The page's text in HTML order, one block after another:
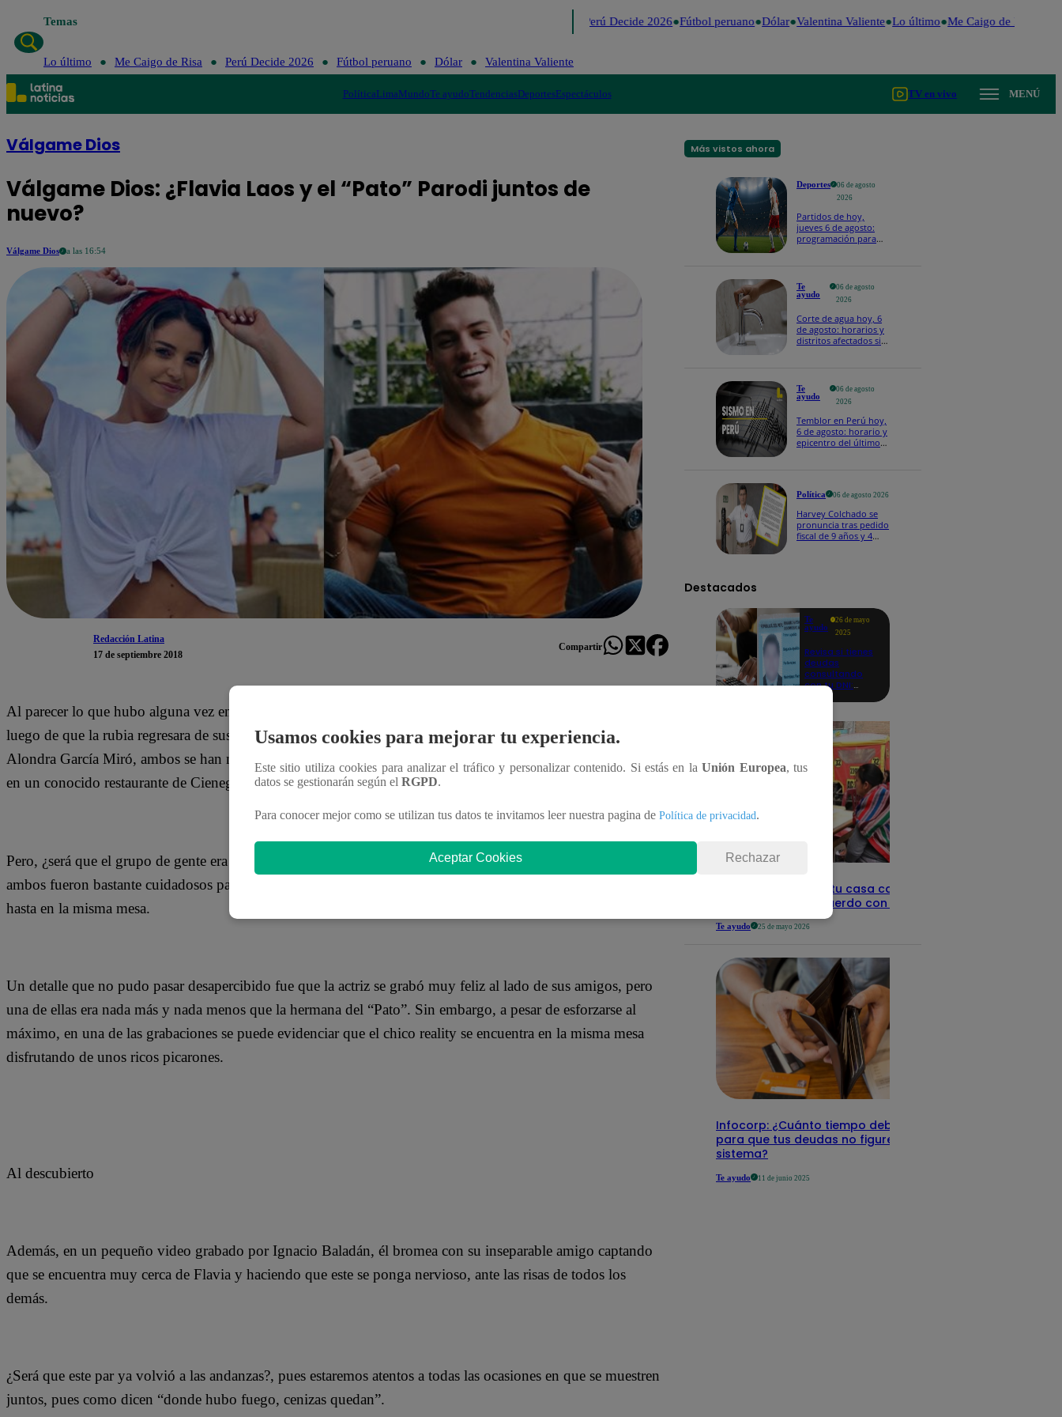
Temas Perú Decide 2026 Fútbol peruano Dólar Valentina Valiente Lo último Me Caigo de Risa
Lo último Me Caigo de Risa Perú Decide 2026 Fútbol peruano Dólar Valentina Valiente
PolíticaLimaMundoTe ayudoTendenciasDeportesEspectáculos TV en vivo MENÚ
Válgame Dios
Válgame Dios: ¿Flavia Laos y el “Pato” Parodi juntos de
nuevo?
Válgame Dios a las 16:54
Redacción Latina
17 de septiembre 2018
Compartir
Al parecer lo que hubo alguna vez entre Flavia Laos y Patricio Parodi no ha quedado aún en el pasado, pues
luego de que la rubia regresara de sus vacaciones en Europa al lado de sus inseparables amigas Mayra Goñi y
Alondra García Miró, ambos se han mostrado nuevamente juntos. Este último fin de semana, ellos estuvieron
en un conocido restaurante de Cieneguilla, acompañados de un grupo de amigos.
Pero, ¿será que el grupo de gente era solo una distracción?, y es que a pesar de estar uno al lado del otro,
ambos fueron bastante cuidadosos para no mostrar en sus videos que se encontraban en el mismo lugar y
hasta en la misma mesa.
Un detalle que no pudo pasar desapercibido fue que la actriz se grabó muy feliz al lado de sus amigos, pero
una de ellas era nada más y nada menos que la hermana del “Pato”. Sin embargo, a pesar de esforzarse al
máximo, en una de las grabaciones se puede evidenciar que el chico reality se encuentra en la misma mesa
disfrutando de unos ricos picarones.
Al descubierto
Además, en un pequeño video grabado por Ignacio Baladán, él bromea con su inseparable amigo captando
que se encuentra muy cerca de Flavia y haciendo que este se ponga nervioso, ante las risas de todos los
demás.
¿Será que este par ya volvió a las andanzas?, pues estaremos atentos a todas las ocasiones en que se muestren
juntos, pues como dicen “donde hubo fuego, cenizas quedan”.
Más vistos ahora
Deportes
06 de agosto
2026
Partidos de hoy,
jueves 6 de agosto:
programación para
Te
ayudo
06 de agosto
2026
Corte de agua hoy, 6
de agosto: horarios y
distritos afectados sin
Te
ayudo
06 de agosto
2026
Temblor en Perú hoy,
6 de agosto: horario y
epicentro del último
Política 06 de agosto 2026
Harvey Colchado se
pronuncia tras pedido
fiscal de 9 años y 4
Destacados
Te
ayudo
26 de mayo
2025
Revisa si tienes
deudas
consultando
con tu DNI:
aquí los
detalles
Revisa con tu DNI si tu casa califica
como pobre, de acuerdo con el Sisfoh
Te ayudo 25 de mayo 2026
Infocorp: ¿Cuánto tiempo debe pasar
para que tus deudas no figuren en su
sistema?
Te ayudo 11 de junio 2025
Usamos cookies para mejorar tu experiencia.
Este sitio utiliza cookies para analizar el tráfico y personalizar contenido. Si estás en laUnión Europea, tus
datos se gestionarán según el RGPD.
Para conocer mejor como se utilizan tus datos te invitamos leer nuestra pagina de Política de privacidad.
Aceptar Cookies Rechazar